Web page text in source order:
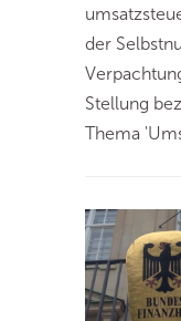
der
Stellung
Thema